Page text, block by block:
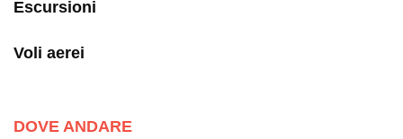
Escursioni
Voli aerei
DOVE ANDARE